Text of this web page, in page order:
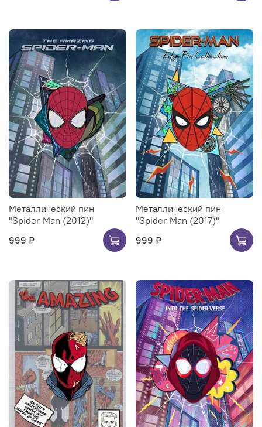
Металлический пин
"Spider-Man (2012)"
999 ₽
Металлический пин
"Spider-Man (2017)"
999 ₽